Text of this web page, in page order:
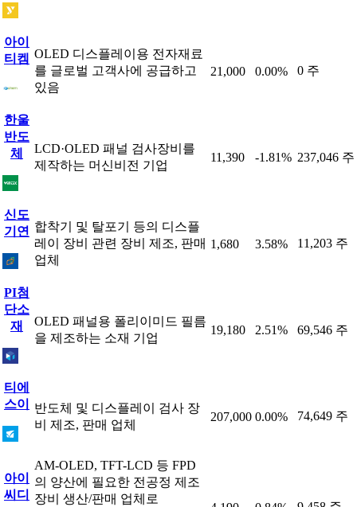
아이
티켐 OLED 디스플레이용 전자재료
를 글로벌 고객사에 공급하고
있음
21,000 0.00% 0 주
한울
반도
체
LCD·OLED 패널 검사장비를
제작하는 머신비전 기업
11,390 -1.81% 237,046 주
신도
기연 합착기 및 탈포기 등의 디스플
레이 장비 관련 장비 제조, 판매
업체
1,680 3.58% 11,203 주
PI첨
단소
재
OLED 패널용 폴리이미드 필름
을 제조하는 소재 기업
19,180 2.51% 69,546 주
티에
스이
반도체 및 디스플레이 검사 장
비 제조, 판매 업체
207,000 0.00% 74,649 주
아이
씨디
AM-OLED, TFT-LCD 등 FPD
의 양산에 필요한 전공정 제조
장비 생산/판매 업체로